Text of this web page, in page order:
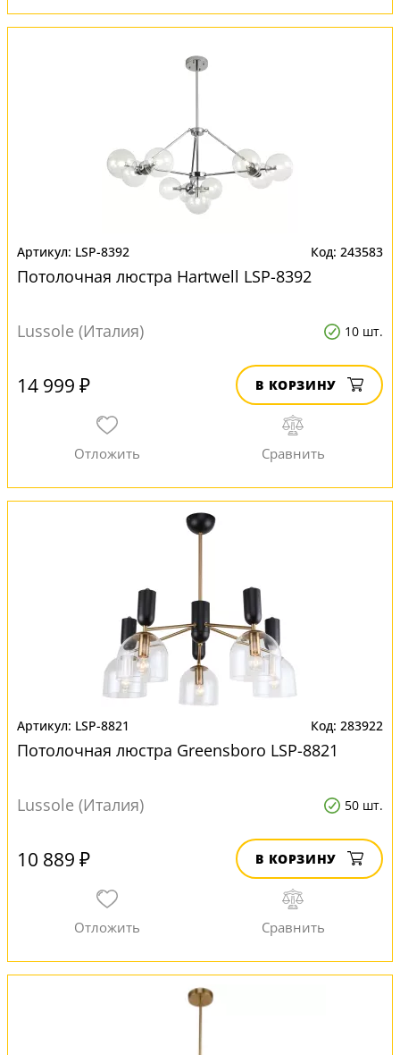
LSP-8392 243583
Потолочная люстра Hartwell LSP-8392
Lussole (Италия) 10 шт.
14 999 ₽ В КОРЗИНУ
LSP-8821 283922
Потолочная люстра Greensboro LSP-8821
Lussole (Италия) 50 шт.
10 889 ₽ В КОРЗИНУ